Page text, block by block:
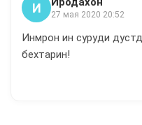
И 27 мая 2020 20:52
Инмрон ин суруди
бехтарин!